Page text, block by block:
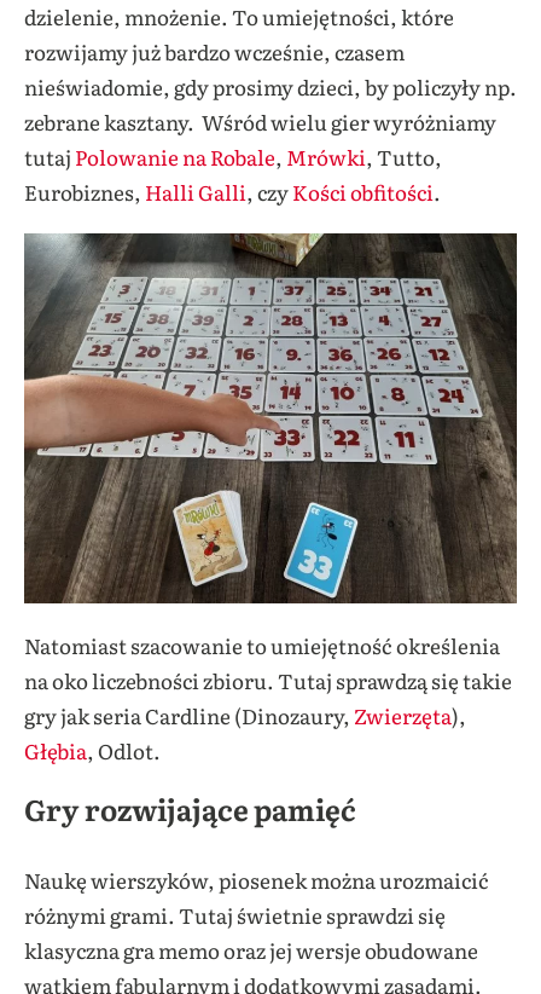
dzielenie, mnożenie. To umiejętności, które
rozwijamy już bardzo wcześnie, czasem
nieświadomie, gdy prosimy dzieci, by policzyły np.
zebrane kasztany. Wśród wielu gier wyróżniamy
tutaj Polowanie na Robale, Mrówki, Tutto,
Eurobiznes, Halli Galli, czyKości obfitości.
Natomiast szacowanie to umiejętność określenia
na oko liczebności zbioru. Tutaj sprawdzą się takie
gry jak seria Cardline (Dinozaury, Zwierzęta),
Głębia, Odlot.
Gry rozwijające pamięć
Naukę wierszyków, piosenek można urozmaicić
różnymi grami. Tutaj świetnie sprawdzi się
klasyczna gra memo oraz jej wersje obudowane
wątkiem fabularnym i dodatkowymi zasadami.